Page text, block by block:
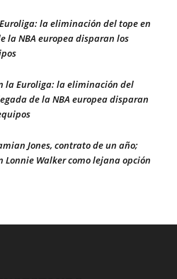
la eliminación del tope en
la NBA europea disparan los
la Euroliga: la eliminación del
de la NBA europea disparan
Jones, contrato de un año;
Lonnie Walker como lejana opción